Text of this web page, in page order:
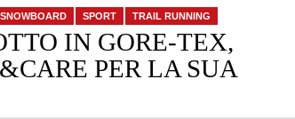
SNOWBOARD SPORT TRAIL RUNNING
IN GORE-TEX,
PER LA SUA